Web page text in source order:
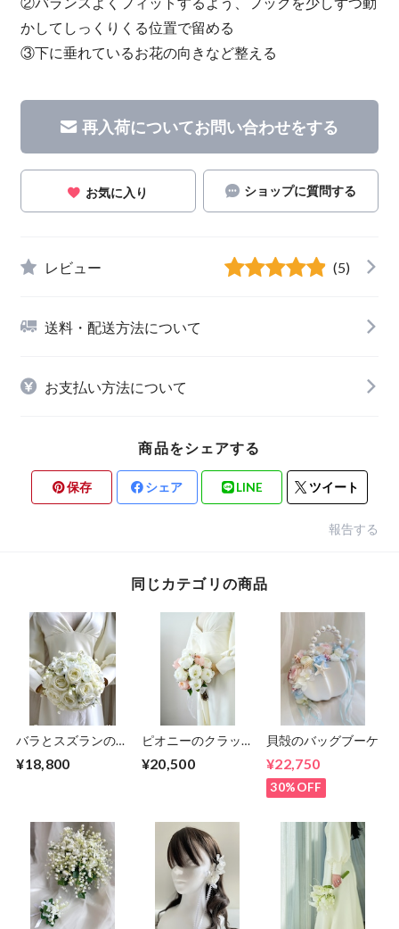
かしてしっくりくる位置で留める
③下に垂れているお花の向きなど整える
再入荷についてお問い合わせをする
お気に入り ショップに質問する
レビュー (5)
送料・配送方法について
お支払い方法について
商品をシェアする
保存 シェア LINE ツイート
報告する
同じカテゴリの商品
バラとスズランのラ
¥18,800
ピオニーのクラッチ
¥20,500
貝殻のバッグブーケ
¥22,750
30%OFF